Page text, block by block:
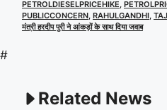
PETROLDIESELPRICEHIKE,
PUBLICCONCERN, RAHULGANDHI,
मंत्री हरदीप पुरी ने आंकड़ों के साथ दिया जवाब
#
Related News